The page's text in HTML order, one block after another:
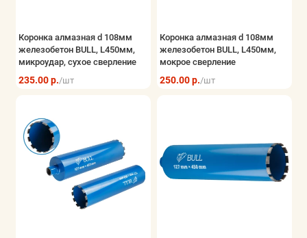
Коронка алмазная d 108мм
железобетон BULL, L450мм,
микроудар, сухое сверление
235.00 р./шт
Коронка алмазная d 108мм
железобетон BULL, L450мм,
мокрое сверление
250.00 р./шт